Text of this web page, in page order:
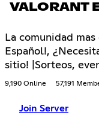
VALORANT
La comunidad
Español!,
sitio! |Sorteos,
9,190 Online 57,191
Join Server